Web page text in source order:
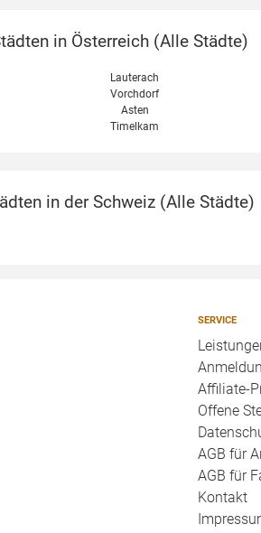
in Österreich (Alle Städte)
Lauterach
Vorchdorf
Asten
Timelkam
in der Schweiz (Alle Städte)
SERVICE
Affiliate-
Offene
AGB für
AGB für
Kontakt